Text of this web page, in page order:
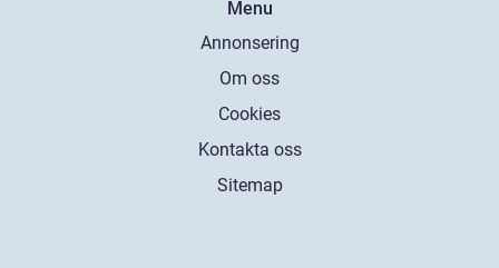
Menu
Annonsering
Om oss
Cookies
Kontakta oss
Sitemap